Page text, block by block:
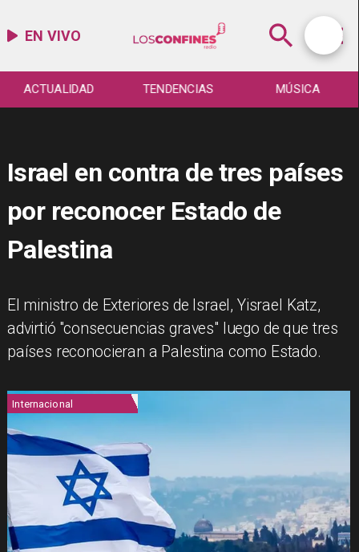
EN VIVO
ACTUALIDAD TENDENCIAS MÚSICA
Israel en contra de tres países
por reconocer Estado de
Palestina
El ministro de Exteriores de Israel, Yisrael Katz,
advirtió "consecuencias graves" luego de que tres
países reconocieran a Palestina como Estado.
Internacional